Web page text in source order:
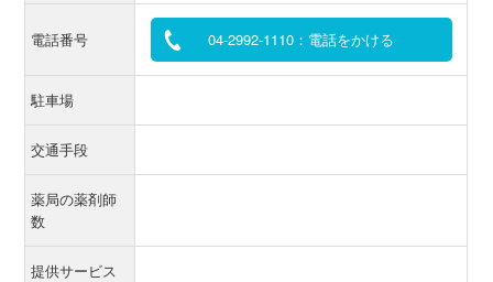
電話番号 04-2992-1110：電話をかける
駐車場
交通手段
薬局の薬剤師
数
提供サービス